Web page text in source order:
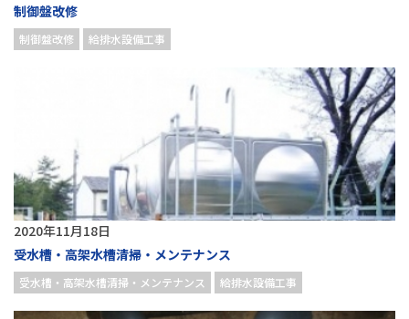
制御盤改修
制御盤改修 給排水設備工事
2020年11月18日
受水槽・高架水槽清掃・メンテナンス
受水槽・高架水槽清掃・メンテナンス 給排水設備工事